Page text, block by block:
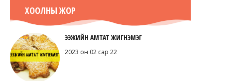
ХООЛНЫ ЖОР
ЭЭЖИЙН АМТАТ ЖИГНЭМЭГ
2023 он 02 сар 22